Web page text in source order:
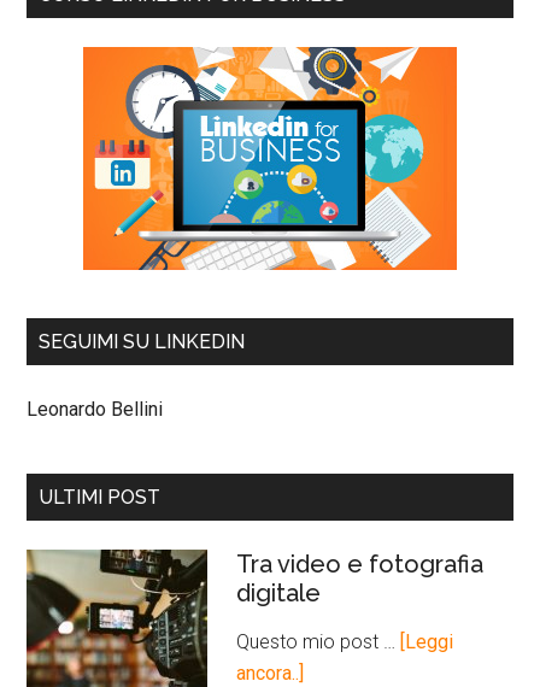
SEGUIMI SU LINKEDIN
Leonardo Bellini
ULTIMI POST
Tra video e fotografia
digitale
Questo mio post …
[Leggi
ancora..]